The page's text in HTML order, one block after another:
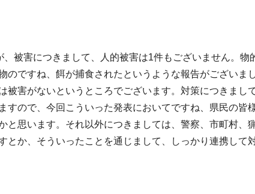
被害につきまして、人的被害は1件もございません。物
のですね、餌が捕食されたというような報告がございま
被害がないというところでございます。対策につきまし
すので、今回こういった発表においてですね、県民の皆
と思います。それ以外につきましては、警察、市町村、
とか、そういったことを通じまして、しっかり連携して